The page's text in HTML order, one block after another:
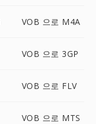
VOB 으로 M4A
VOB 으로 3GP
VOB 으로 FLV
VOB 으로 MTS